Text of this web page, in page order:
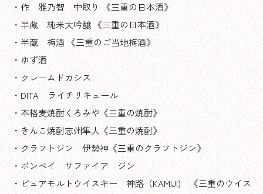
・作 雅乃智 中取り 《三重の日本酒》
・半蔵 純米大吟醸 《三重の日本酒》
・半蔵 梅酒 《三重のご当地梅酒》
・ゆず酒
・クレームドカシス
・DITA ライチリキュール
・本格麦焼酎くろみや《三重の焼酎》
・きんこ焼酎志州隼人《三重の焼酎》
・クラフトジン 伊勢神《三重のクラフトジン》
・ボンベイ サファイア ジン
・ピュアモルトウイスキー 神路（KAMIJI) 《三重のウイス